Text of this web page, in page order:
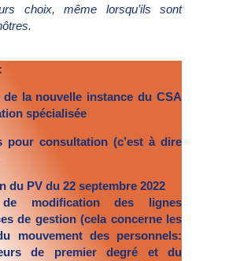
choix, même lorsqu’ils sont
la nouvelle instance du CSA
spécialisée
pour consultation (c’est à dire
du PV du 22 septembre 2022
modification des lignes
de gestion (cela concerne les
mouvement des personnels:
de premier degré et du